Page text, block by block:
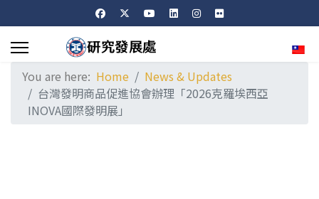
You are here: Home
News & Updates
台灣發明商品促進協會辦理「2026克羅埃西亞
INOVA國際發明展」